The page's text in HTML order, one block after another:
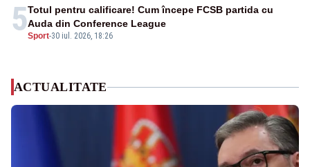
5Sport-30 iul. 2026, 18:26
Totul pentru calificare! Cum începe FCSB partida cu
Auda din Conference League
ACTUALITATE